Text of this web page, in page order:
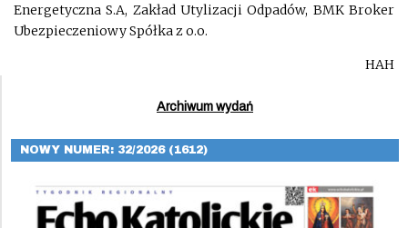
Energetyczna S.A, Zakład Utylizacji Odpadów, BMK Broker
Ubezpieczeniowy Spółka z o.o.
HAH
Archiwum wydań
NOWY NUMER: 32/2026 (1612)